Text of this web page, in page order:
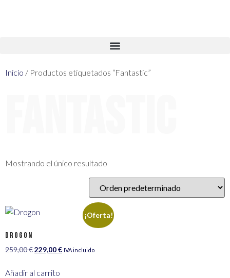
Inicio / Productos etiquetados “Fantastic”
Mostrando el único resultado
¡Oferta!
Drogon
259,00€229,00€ IVA incluido
Añadir al carrito